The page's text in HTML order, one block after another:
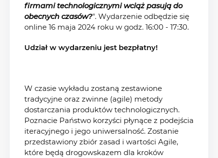
firmami technologicznymi wciąż pasują do
obecnych czasów?". Wydarzenie odbędzie się
online 16 maja 2024 roku w godz. 16:00 - 17:30.
Udział w wydarzeniu jest bezpłatny!
W czasie wykładu zostaną zestawione
tradycyjne oraz zwinne (agile) metody
dostarczania produktów technologicznych.
Poznacie Państwo korzyści płynące z podejścia
iteracyjnego i jego uniwersalność. Zostanie
przedstawiony zbiór zasad i wartości Agile,
które będą drogowskazem dla kroków